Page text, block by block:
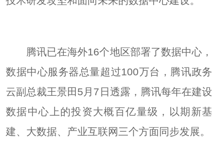
腾讯已在海外16个地区部署了数据中心，
数据中心服务器总量超过100万台，腾讯政务
云副总裁王景田5月7日透露，腾讯每年在建设
数据中心上的投资大概百亿量级，以期新基
建、大数据、产业互联网三个方面同步发展。